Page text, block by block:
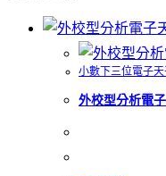
小數下三位電子
外校型分析電